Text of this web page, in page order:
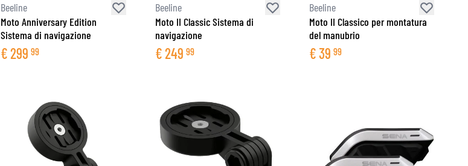
Beeline
Moto Anniversary Edition
Sistema di navigazione
€299 99
Beeline
Moto II Classic Sistema di
navigazione
€249 99
Beeline
Moto II Classico per montatura
del manubrio
€39 99